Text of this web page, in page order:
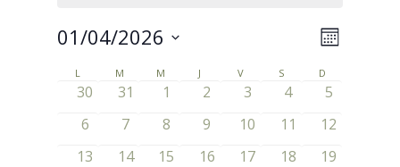
par
vues
Mois
01/04/2026
une
Calendrier
Évènements
L M M MERCREDI
J V VENDREDI
SSAMEDI D
0
30
0
31
01
0
2
0
3
0
4
0
5
0
6
0
7
0
8
0
9
010
011
012
013
014
015
016
017
018
019